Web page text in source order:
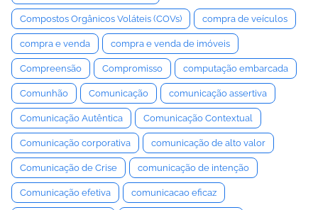
Compostos Orgânicos Voláteis (COVs) compra de veículos
compra e venda compra e venda de imóveis
Compreensão Compromisso computação embarcada
Comunhão Comunicação comunicação assertiva
Comunicação Autêntica Comunicação Contextual
Comunicação corporativa comunicação de alto valor
Comunicação de Crise comunicação de intenção
Comunicação efetiva comunicacao eficaz